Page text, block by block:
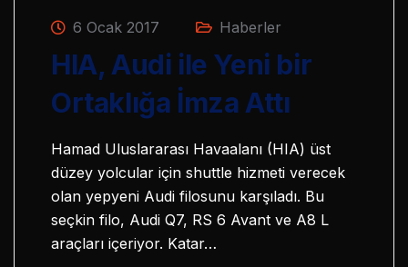
6 Ocak 2017 Haberler
HIA, Audi ile Yeni bir
Ortaklığa İmza Attı
Hamad Uluslararası Havaalanı (HIA) üst
düzey yolcular için shuttle hizmeti verecek
olan yepyeni Audi filosunu karşıladı. Bu
seçkin filo, Audi Q7, RS 6 Avant ve A8 L
araçları içeriyor. Katar…